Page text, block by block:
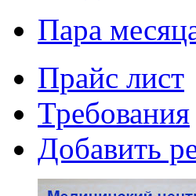
Пара
Прайс лист
Требования
Добавить